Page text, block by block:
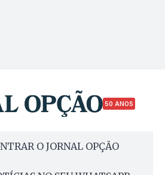
50 ANOS
O JORNAL OPÇÃO